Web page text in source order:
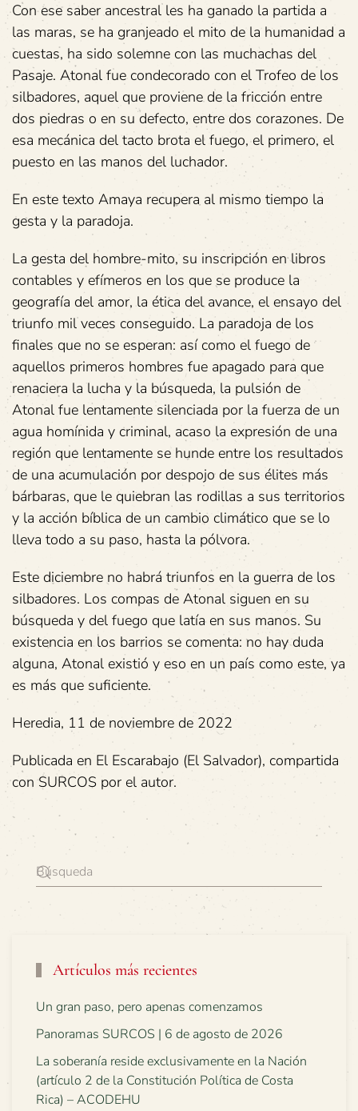
Con ese saber ancestral les ha ganado la partida a
las maras, se ha granjeado el mito de la humanidad a
cuestas, ha sido solemne con las muchachas del
Pasaje. Atonal fue condecorado con el Trofeo de los
silbadores, aquel que proviene de la fricción entre
dos piedras o en su defecto, entre dos corazones. De
esa mecánica del tacto brota el fuego, el primero, el
puesto en las manos del luchador.
En este texto Amaya recupera al mismo tiempo la
gesta y la paradoja.
La gesta del hombre-mito, su inscripción en libros
contables y efímeros en los que se produce la
geografía del amor, la ética del avance, el ensayo del
triunfo mil veces conseguido. La paradoja de los
finales que no se esperan: así como el fuego de
aquellos primeros hombres fue apagado para que
renaciera la lucha y la búsqueda, la pulsión de
Atonal fue lentamente silenciada por la fuerza de un
agua homínida y criminal, acaso la expresión de una
región que lentamente se hunde entre los resultados
de una acumulación por despojo de sus élites más
bárbaras, que le quiebran las rodillas a sus territorios
y la acción bíblica de un cambio climático que se lo
lleva todo a su paso, hasta la pólvora.
Este diciembre no habrá triunfos en la guerra de los
silbadores. Los compas de Atonal siguen en su
búsqueda y del fuego que latía en sus manos. Su
existencia en los barrios se comenta: no hay duda
alguna, Atonal existió y eso en un país como este, ya
es más que suficiente.
Heredia, 11 de noviembre de 2022
Publicada en El Escarabajo (El Salvador), compartida
con SURCOS por el autor.
Artículos más recientes
Un gran paso, pero apenas comenzamos
Panoramas SURCOS | 6 de agosto de 2026
La soberanía reside exclusivamente en la Nación
(artículo 2 de la Constitución Política de Costa
Rica) – ACODEHU